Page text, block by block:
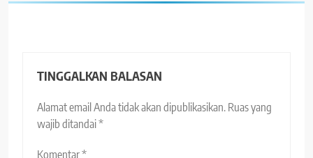
TINGGALKAN BALASAN
Alamat email Anda tidak akan dipublikasikan. Ruas yang
wajib ditandai*
Komentar*